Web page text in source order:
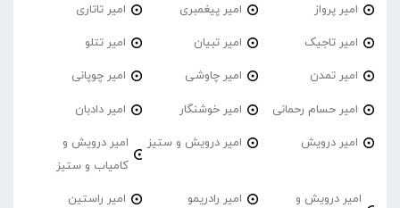
امیر پرواز امیر پیغمبری امیر تاتاری
امیر تاجیک امیر تبیان امیر تتلو
امیر تمدن امیر چاوشی امیر چوپانی
امیر حسام رحمانی امیر خوشنگار امیر دادبان
امیر درویش امیر درویش و ستیز
امیر درویش و
کامیاب و ستیز
امیر درویش و
امیر رادریمو امیر راستین